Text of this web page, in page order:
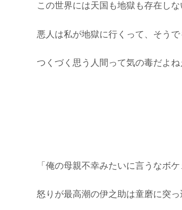
この世界には天国も地獄も存在しな
悪人は私が地獄に行くって、そう
つくづく思う人間って気の毒だよね
「俺の母親不幸みたいに言うなボケ
怒りが最高潮の伊之助は童磨に突っ